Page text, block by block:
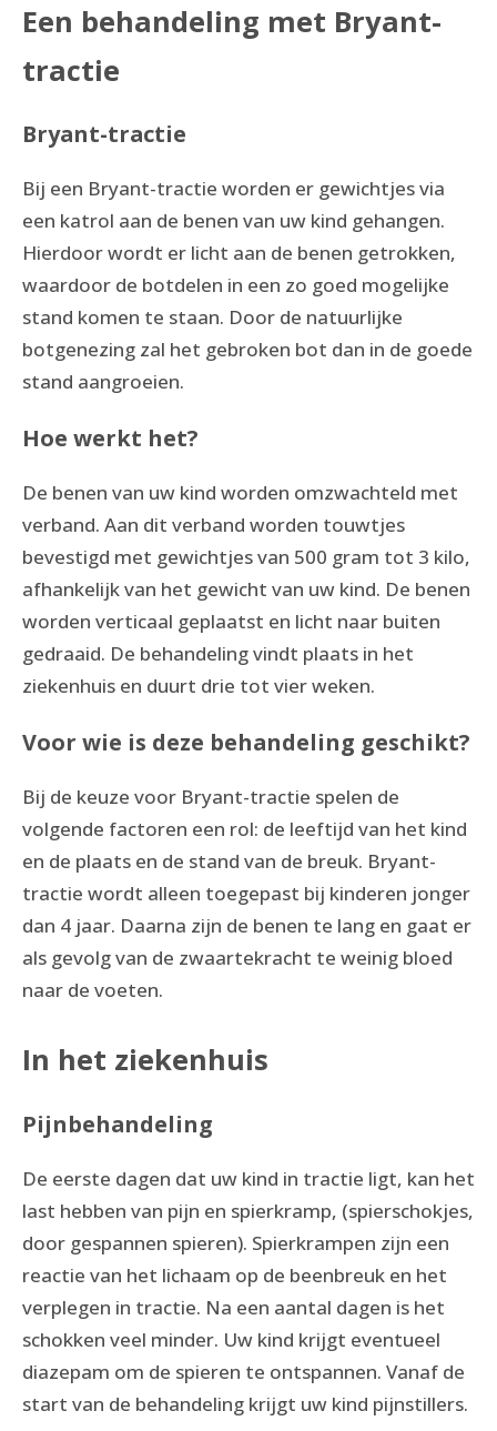
Een behandeling met Bryant-
tractie
Bryant-tractie
Bij een Bryant-tractie worden er gewichtjes via
een katrol aan de benen van uw kind gehangen.
Hierdoor wordt er licht aan de benen getrokken,
waardoor de botdelen in een zo goed mogelijke
stand komen te staan. Door de natuurlijke
botgenezing zal het gebroken bot dan in de goede
stand aangroeien.
Hoe werkt het?
De benen van uw kind worden omzwachteld met
verband. Aan dit verband worden touwtjes
bevestigd met gewichtjes van 500 gram tot 3 kilo,
afhankelijk van het gewicht van uw kind. De benen
worden verticaal geplaatst en licht naar buiten
gedraaid. De behandeling vindt plaats in het
ziekenhuis en duurt drie tot vier weken.
Voor wie is deze behandeling geschikt?
Bij de keuze voor Bryant-tractie spelen de
volgende factoren een rol: de leeftijd van het kind
en de plaats en de stand van de breuk. Bryant-
tractie wordt alleen toegepast bij kinderen jonger
dan 4 jaar. Daarna zijn de benen te lang en gaat er
als gevolg van de zwaartekracht te weinig bloed
naar de voeten.
In het ziekenhuis
Pijnbehandeling
De eerste dagen dat uw kind in tractie ligt, kan het
last hebben van pijn en spierkramp, (spierschokjes,
door gespannen spieren). Spierkrampen zijn een
reactie van het lichaam op de beenbreuk en het
verplegen in tractie. Na een aantal dagen is het
schokken veel minder. Uw kind krijgt eventueel
diazepam om de spieren te ontspannen. Vanaf de
start van de behandeling krijgt uw kind pijnstillers.